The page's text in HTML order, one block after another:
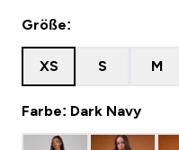
Größe:
XS S M
Farbe: Dark Navy